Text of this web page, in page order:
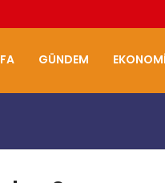
GÜNDEM EKONOMI